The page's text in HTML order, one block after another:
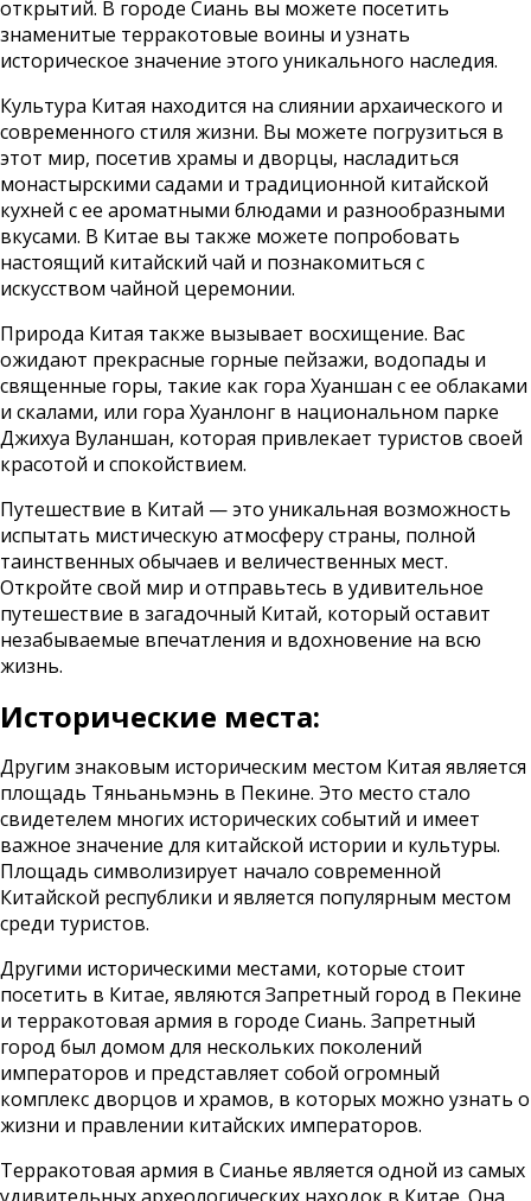
открытий. В городе Сиань вы можете посетить
знаменитые терракотовые воины и узнать
историческое значение этого уникального наследия.
Культура Китая находится на слиянии архаического и
современного стиля жизни. Вы можете погрузиться в
этот мир, посетив храмы и дворцы, насладиться
монастырскими садами и традиционной китайской
кухней с ее ароматными блюдами и разнообразными
вкусами. В Китае вы также можете попробовать
настоящий китайский чай и познакомиться с
искусством чайной церемонии.
Природа Китая также вызывает восхищение. Вас
ожидают прекрасные горные пейзажи, водопады и
священные горы, такие как гора Хуаншан с ее облаками
и скалами, или гора Хуанлонг в национальном парке
Джихуа Вуланшан, которая привлекает туристов своей
красотой и спокойствием.
Путешествие в Китай — это уникальная возможность
испытать мистическую атмосферу страны, полной
таинственных обычаев и величественных мест.
Откройте свой мир и отправьтесь в удивительное
путешествие в загадочный Китай, который оставит
незабываемые впечатления и вдохновение на всю
жизнь.
Исторические места:
Другим знаковым историческим местом Китая является
площадь Тяньаньмэнь в Пекине. Это место стало
свидетелем многих исторических событий и имеет
важное значение для китайской истории и культуры.
Площадь символизирует начало современной
Китайской республики и является популярным местом
среди туристов.
Другими историческими местами, которые стоит
посетить в Китае, являются Запретный город в Пекине
и терракотовая армия в городе Сиань. Запретный
город был домом для нескольких поколений
императоров и представляет собой огромный
комплекс дворцов и храмов, в которых можно узнать о
жизни и правлении китайских императоров.
Терракотовая армия в Сианье является одной из самых